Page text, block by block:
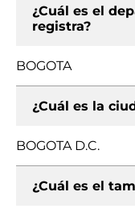
¿Cuál es el
registra?
BOGOTA
¿Cuál es la
BOGOTA D.C.
¿Cuál es el